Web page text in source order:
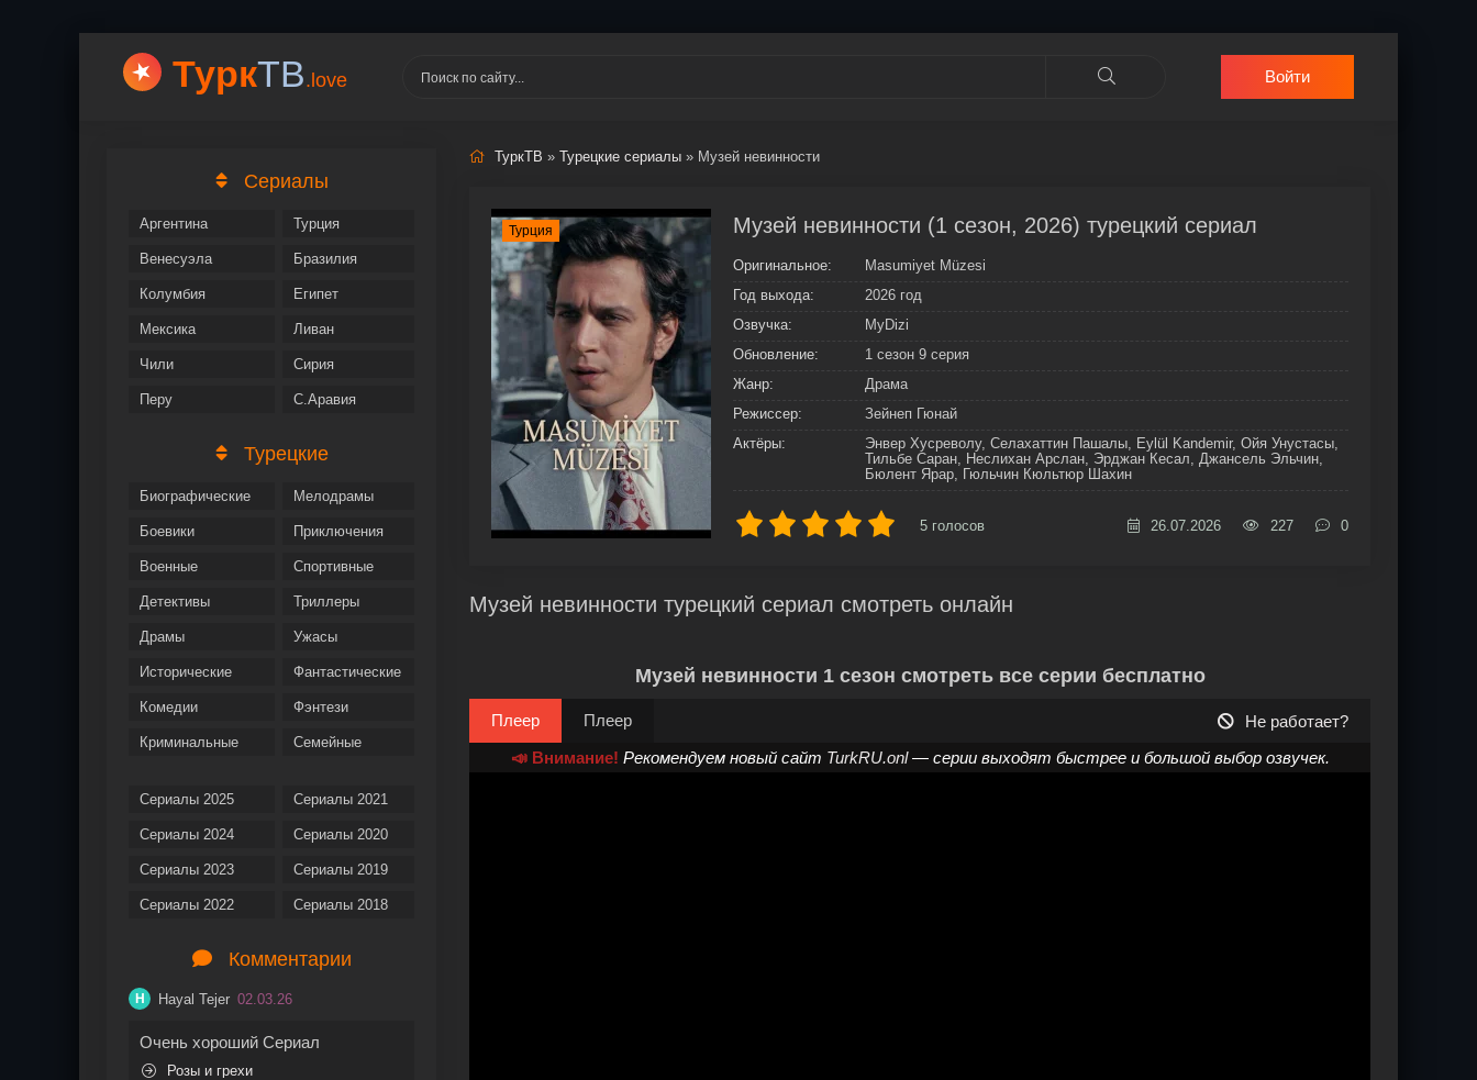
ТуркТВ.love Войти
Сериалы
Аргентина
Венесуэла
Колумбия
Мексика
Чили
Перу
Турция
Бразилия
Египет
Ливан
Сирия
С.Аравия
Турецкие
Биографические
Боевики
Военные
Детективы
Драмы
Исторические
Комедии
Криминальные
Мелодрамы
Приключения
Спортивные
Триллеры
Ужасы
Фантастические
Фэнтези
Семейные
Сериалы 2025
Сериалы 2024
Сериалы 2023
Сериалы 2022
Сериалы 2021
Сериалы 2020
Сериалы 2019
Сериалы 2018
Комментарии
H Hayal Tejer 02.03.26
Очень хороший Сериал
Розы и грехи
ТуркТВ » Турецкие сериалы » Музей невинности
Турция Музей невинности (1 сезон, 2026) турецкий сериал
Оригинальное:
Masumiyet Müzesi
Год выхода:
2026 год
Озвучка:
MyDizi
Обновление:
1 сезон 9 серия
Жанр:
Драма
Режиссер:
Зейнеп Гюнай
Актёры:
Энвер Хусреволу, Селахаттин Пашалы, Eylül Kandemir, Ойя Унустасы,
Тильбе Саран, Неслихан Арслан, Эрджан Кесал, Джансель Эльчин,
Бюлент Ярар, Гюльчин Кюльтюр Шахин
5 голосов 26.07.2026 227 0
Музей невинности турецкий сериал смотреть онлайн
Музей невинности 1 сезон смотреть все серии бесплатно
Плеер Плеер
Не работает?
📣 Внимание! Рекомендуем новый сайт TurkRU.onl— серии выходят быстрее и большой выбор озвучек.